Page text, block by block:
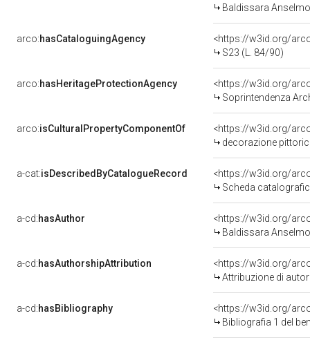
Baldissara
arco:hasCataloguingAgency
<https://w3id.org/
S23 (L. 84/90)
arco:hasHeritageProtectionAgency
<https://w3id.org/
Soprintendenza
arco:isCulturalPropertyComponentOf
<https://w3id.org/
decorazione
a-cat:isDescribedByCatalogueRecord
<https://w3id.org/
Scheda
a-cd:hasAuthor
<https://w3id.org/
Baldissara
a-cd:hasAuthorshipAttribution
<https://w3id.org/
Attribuzione di
a-cd:hasBibliography
<https://w3id.org/
Bibliografia 1 del